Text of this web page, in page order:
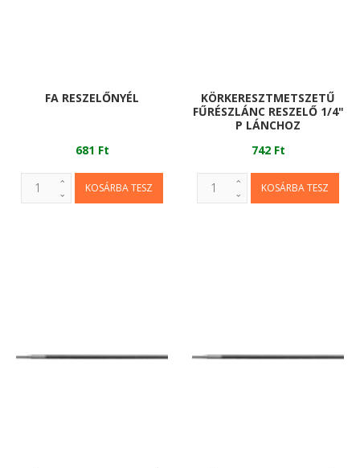
FA RESZELŐNYÉL
681 Ft
KÖRKERESZTMETSZETŰ
FŰRÉSZLÁNC RESZELŐ 1/4"
P LÁNCHOZ
742 Ft